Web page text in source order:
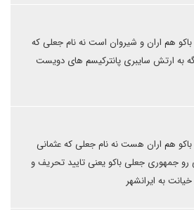
هم اران و شیروان است نه نام جعلی که
به ارتش سایبری پانترکیسم های دویست
هم اران هست نه نام جعلی که عثمانی
رو جمهوری جعلی باکو یعنی تایید تحریف و
به ایرانشهر